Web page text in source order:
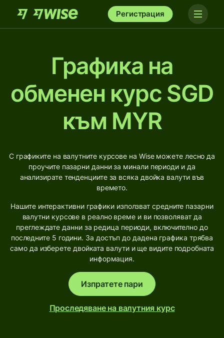
Регистрация
Графика на
обменен курс SGD
към MYR
С графиките на валутните курсове на Wise можете лесно да
проучите пазарни данни за минали периоди и да
анализирате тенденциите за всяка двойка валути във
времето.
Нашите интерактивни графики използват средните пазарни
валутни курсове в реално време и ви позволяват да
преглеждате данни за редица периоди, включително до
последните 5 години. За достъп до дадена графика трябва
само да изберете двойката валути и ще видите подробната
информация.
Изпратете пари
Проследяване на валутния курс